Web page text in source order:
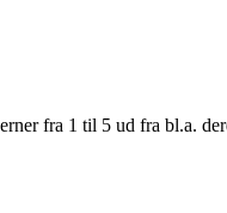
fra 1 til 5 ud fra bl.a.